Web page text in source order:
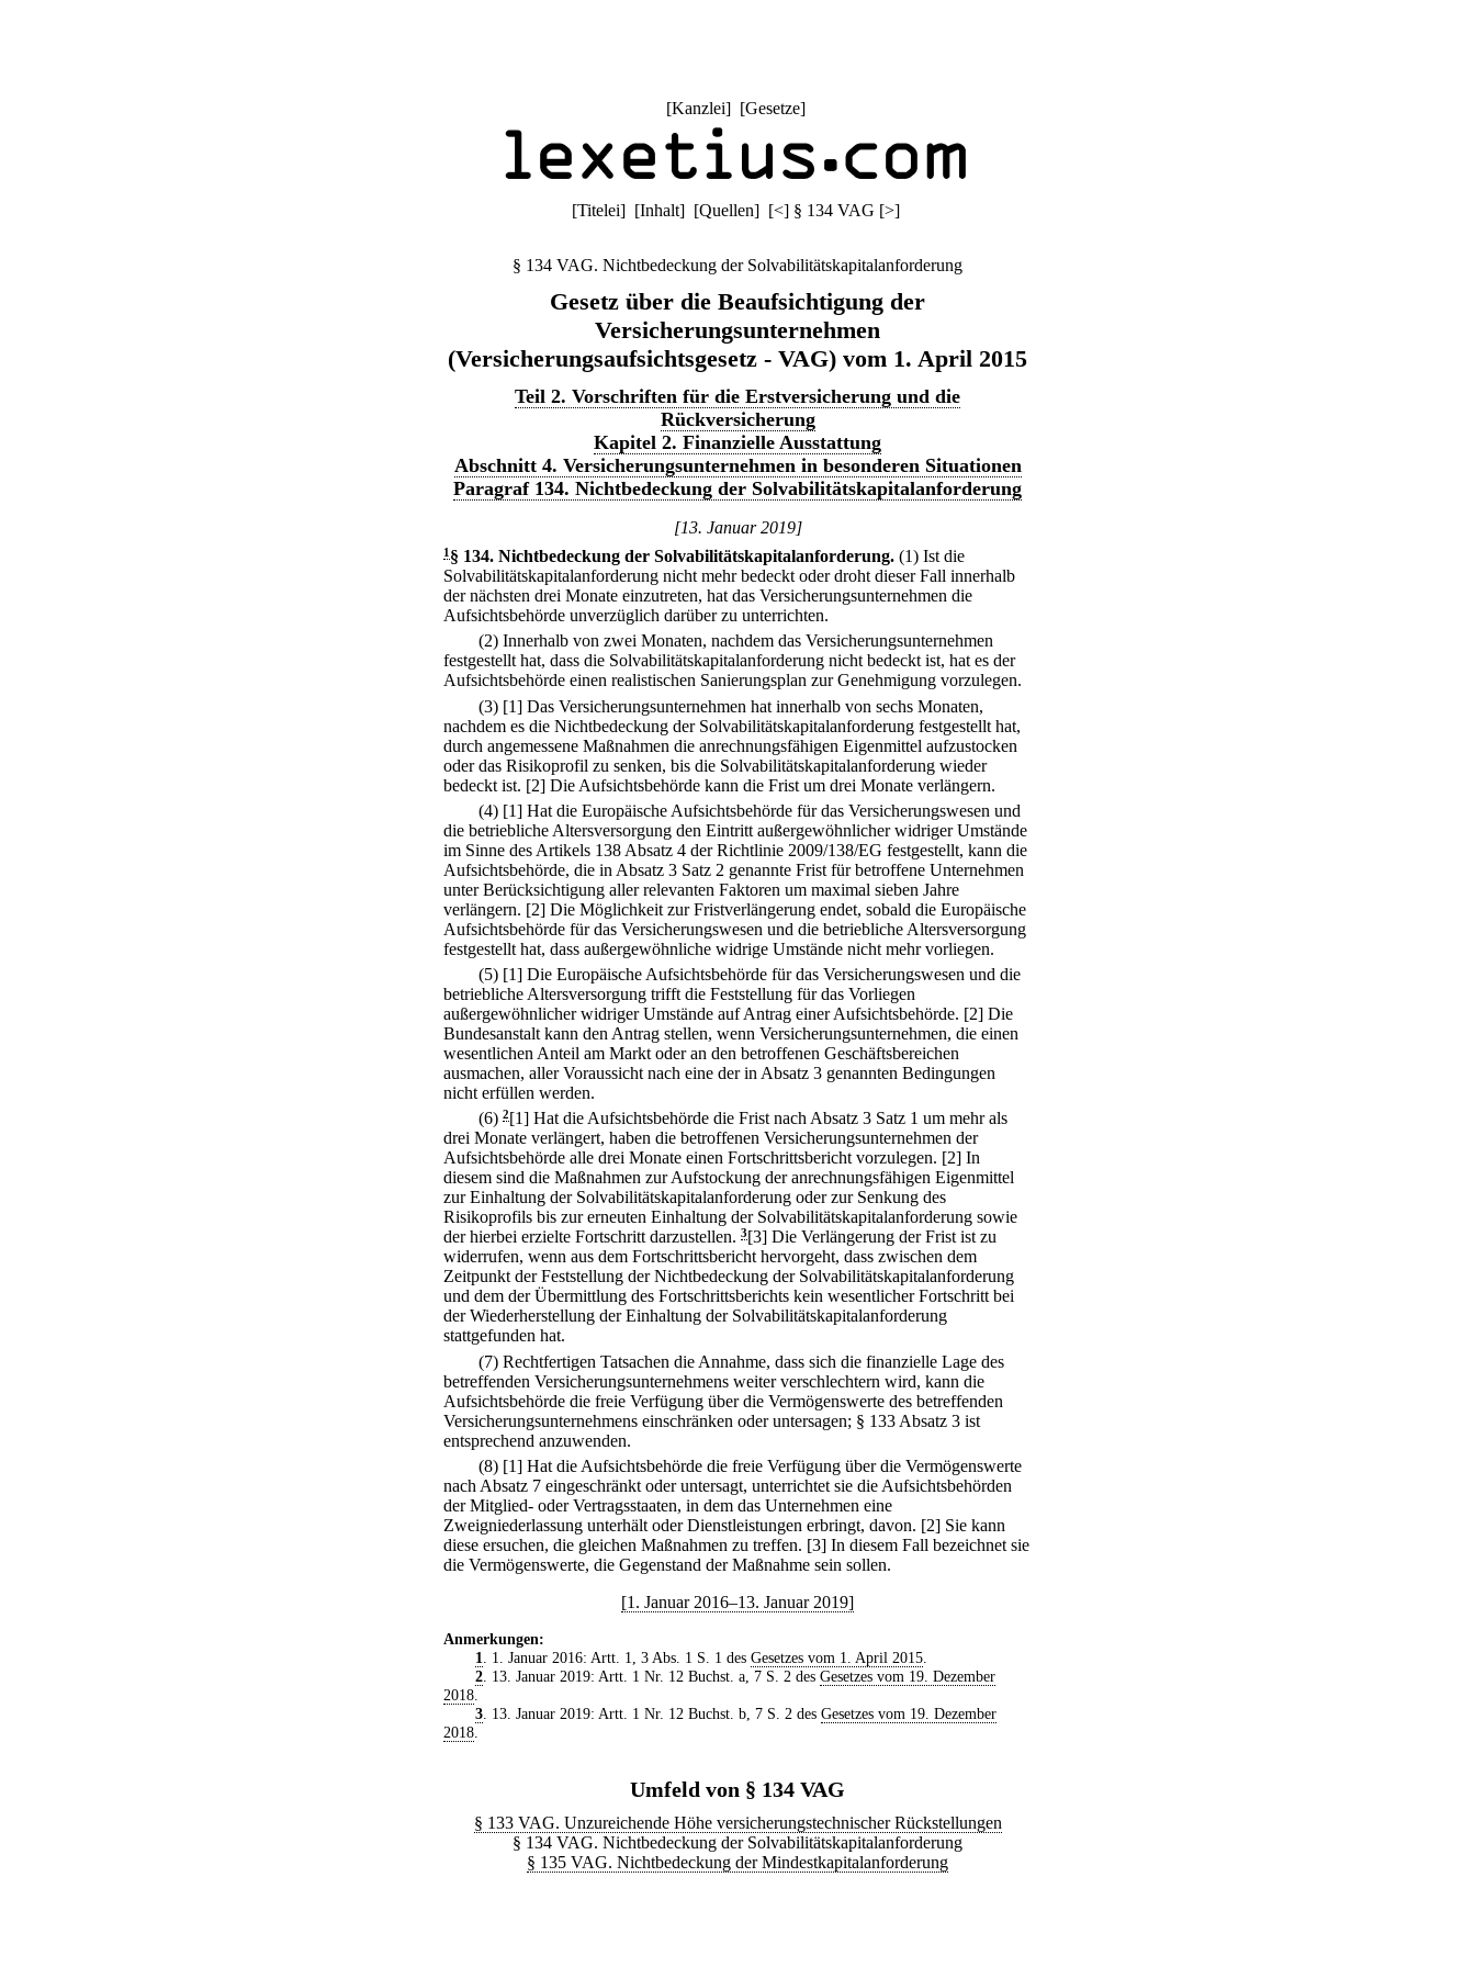
[Kanzlei] [Gesetze]
[Titelei] [Inhalt] [Quellen] [<] § 134 VAG [>]
§ 134 VAG. Nichtbedeckung der Solvabilitätskapitalanforderung
Gesetz über die Beaufsichtigung der
Versicherungsunternehmen
(Versicherungsaufsichtsgesetz - VAG) vom 1. April 2015
Teil 2. Vorschriften für die Erstversicherung und die
Rückversicherung
Kapitel 2. Finanzielle Ausstattung
Abschnitt 4. Versicherungsunternehmen in besonderen Situationen
Paragraf 134. Nichtbedeckung der Solvabilitätskapitalanforderung
[13. Januar 2019]
1 § 134. Nichtbedeckung der Solvabilitätskapitalanforderung. (1) Ist die
Solvabilitätskapitalanforderung nicht mehr bedeckt oder droht dieser Fall innerhalb
der nächsten drei Monate einzutreten, hat das Versicherungsunternehmen die
Aufsichtsbehörde unverzüglich darüber zu unterrichten.
(2) Innerhalb von zwei Monaten, nachdem das Versicherungsunternehmen
festgestellt hat, dass die Solvabilitätskapitalanforderung nicht bedeckt ist, hat es der
Aufsichtsbehörde einen realistischen Sanierungsplan zur Genehmigung vorzulegen.
(3) [1] Das Versicherungsunternehmen hat innerhalb von sechs Monaten,
nachdem es die Nichtbedeckung der Solvabilitätskapitalanforderung festgestellt hat,
durch angemessene Maßnahmen die anrechnungsfähigen Eigenmittel aufzustocken
oder das Risikoprofil zu senken, bis die Solvabilitätskapitalanforderung wieder
bedeckt ist. [2] Die Aufsichtsbehörde kann die Frist um drei Monate verlängern.
(4) [1] Hat die Europäische Aufsichtsbehörde für das Versicherungswesen und
die betriebliche Altersversorgung den Eintritt außergewöhnlicher widriger Umstände
im Sinne des Artikels 138 Absatz 4 der Richtlinie 2009/138/EG festgestellt, kann die
Aufsichtsbehörde, die in Absatz 3 Satz 2 genannte Frist für betroffene Unternehmen
unter Berücksichtigung aller relevanten Faktoren um maximal sieben Jahre
verlängern. [2] Die Möglichkeit zur Fristverlängerung endet, sobald die Europäische
Aufsichtsbehörde für das Versicherungswesen und die betriebliche Altersversorgung
festgestellt hat, dass außergewöhnliche widrige Umstände nicht mehr vorliegen.
(5) [1] Die Europäische Aufsichtsbehörde für das Versicherungswesen und die
betriebliche Altersversorgung trifft die Feststellung für das Vorliegen
außergewöhnlicher widriger Umstände auf Antrag einer Aufsichtsbehörde. [2] Die
Bundesanstalt kann den Antrag stellen, wenn Versicherungsunternehmen, die einen
wesentlichen Anteil am Markt oder an den betroffenen Geschäftsbereichen
ausmachen, aller Voraussicht nach eine der in Absatz 3 genannten Bedingungen
nicht erfüllen werden.
(6) 2[1] Hat die Aufsichtsbehörde die Frist nach Absatz 3 Satz 1 um mehr als
drei Monate verlängert, haben die betroffenen Versicherungsunternehmen der
Aufsichtsbehörde alle drei Monate einen Fortschrittsbericht vorzulegen. [2] In
diesem sind die Maßnahmen zur Aufstockung der anrechnungsfähigen Eigenmittel
zur Einhaltung der Solvabilitätskapitalanforderung oder zur Senkung des
Risikoprofils bis zur erneuten Einhaltung der Solvabilitätskapitalanforderung sowie
der hierbei erzielte Fortschritt darzustellen. 3[3] Die Verlängerung der Frist ist zu
widerrufen, wenn aus dem Fortschrittsbericht hervorgeht, dass zwischen dem
Zeitpunkt der Feststellung der Nichtbedeckung der Solvabilitätskapitalanforderung
und dem der Übermittlung des Fortschrittsberichts kein wesentlicher Fortschritt bei
der Wiederherstellung der Einhaltung der Solvabilitätskapitalanforderung
stattgefunden hat.
(7) Rechtfertigen Tatsachen die Annahme, dass sich die finanzielle Lage des
betreffenden Versicherungsunternehmens weiter verschlechtern wird, kann die
Aufsichtsbehörde die freie Verfügung über die Vermögenswerte des betreffenden
Versicherungsunternehmens einschränken oder untersagen; § 133 Absatz 3 ist
entsprechend anzuwenden.
(8) [1] Hat die Aufsichtsbehörde die freie Verfügung über die Vermögenswerte
nach Absatz 7 eingeschränkt oder untersagt, unterrichtet sie die Aufsichtsbehörden
der Mitglied- oder Vertragsstaaten, in dem das Unternehmen eine
Zweigniederlassung unterhält oder Dienstleistungen erbringt, davon. [2] Sie kann
diese ersuchen, die gleichen Maßnahmen zu treffen. [3] In diesem Fall bezeichnet sie
die Vermögenswerte, die Gegenstand der Maßnahme sein sollen.
[1. Januar 2016–13. Januar 2019]
Anmerkungen:
1
. 1. Januar 2016: Artt. 1, 3 Abs. 1 S. 1 des Gesetzes vom 1. April 2015.
2. 13. Januar 2019: Artt. 1 Nr. 12 Buchst. a, 7 S. 2 des Gesetzes vom 19. Dezember
2018
3. 13. Januar 2019: Artt. 1 Nr. 12 Buchst. b, 7 S. 2 des Gesetzes vom 19. Dezember
2018
Umfeld von § 134 VAG
§ 133 VAG. Unzureichende Höhe versicherungstechnischer Rückstellungen
§ 134 VAG. Nichtbedeckung der Solvabilitätskapitalanforderung
§ 135 VAG. Nichtbedeckung der Mindestkapitalanforderung